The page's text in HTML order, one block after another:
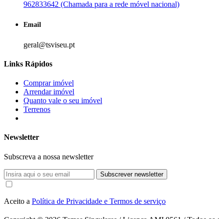
962833642 (Chamada para a rede móvel nacional)
Email
geral@tsviseu.pt
Links Rápidos
Comprar imóvel
Arrendar imóvel
Quanto vale o seu imóvel
Terrenos
Newsletter
Subscreva a nossa newsletter
Subscrever newsletter
Aceito a Política de Privacidade e Termos de serviço